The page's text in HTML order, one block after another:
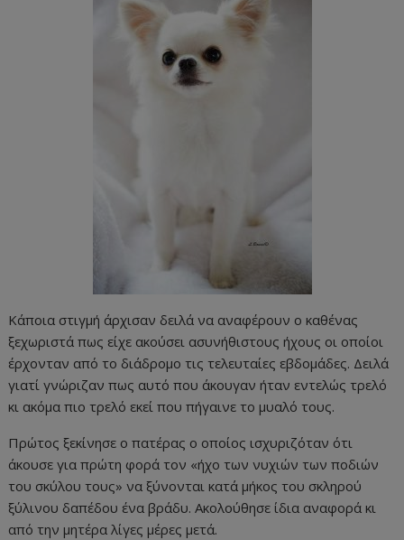
Κάποια στιγμή άρχισαν δειλά να αναφέρουν ο καθένας
ξεχωριστά πως είχε ακούσει ασυνήθιστους ήχους οι οποίοι
έρχονταν από το διάδρομο τις τελευταίες εβδομάδες. Δειλά
γιατί γνώριζαν πως αυτό που άκουγαν ήταν εντελώς τρελό
κι ακόμα πιο τρελό εκεί που πήγαινε το μυαλό τους.
Πρώτος ξεκίνησε ο πατέρας ο οποίος ισχυριζόταν ότι
άκουσε για πρώτη φορά τον «ήχο των νυχιών των ποδιών
του σκύλου τους» να ξύνονται κατά μήκος του σκληρού
ξύλινου δαπέδου ένα βράδυ. Ακολούθησε ίδια αναφορά κι
από την μητέρα λίγες μέρες μετά.